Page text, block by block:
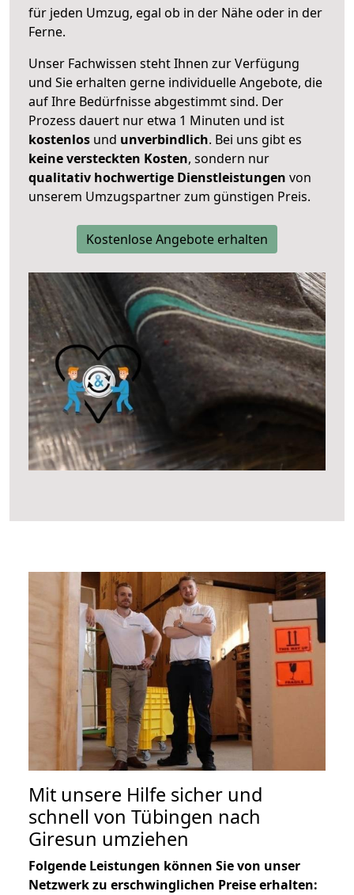
für jeden Umzug, egal ob in der Nähe oder in der
Ferne.
Unser Fachwissen steht Ihnen zur Verfügung
und Sie erhalten gerne individuelle Angebote, die
auf Ihre Bedürfnisse abgestimmt sind. Der
Prozess dauert nur etwa 1 Minuten und ist
kostenlos und unverbindlich. Bei uns gibt es
keine versteckten Kosten, sondern nur
qualitativ hochwertige Dienstleistungen von
unserem Umzugspartner zum günstigen Preis.
Kostenlose Angebote erhalten
Mit unsere Hilfe sicher und
schnell von Tübingen nach
Giresun umziehen
Folgende Leistungen können Sie von unser
Netzwerk zu erschwinglichen Preise erhalten: